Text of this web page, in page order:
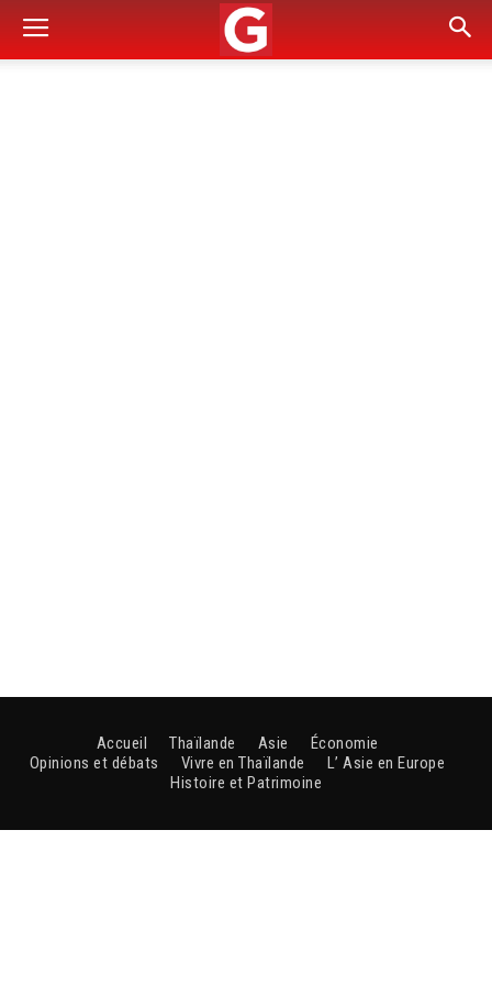
Accueil Thaïlande Asie
Économie
Opinions et débats
Vivre en Thaïlande
L’ Asie en Europe
Histoire et Patrimoine